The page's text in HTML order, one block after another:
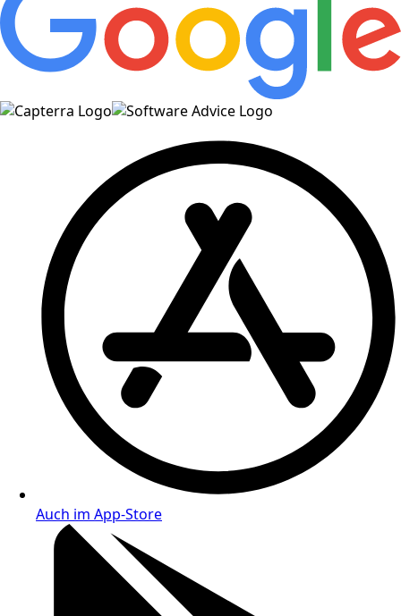
Auch im App-Store